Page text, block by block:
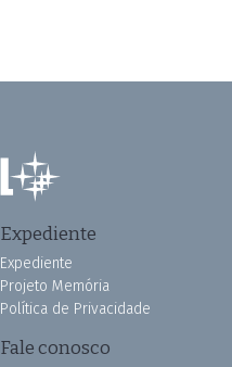
Expediente
Expediente
Projeto Memória
Política de Privacidade
Fale conosco